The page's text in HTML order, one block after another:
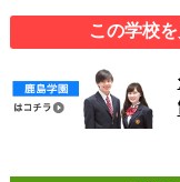
この学校